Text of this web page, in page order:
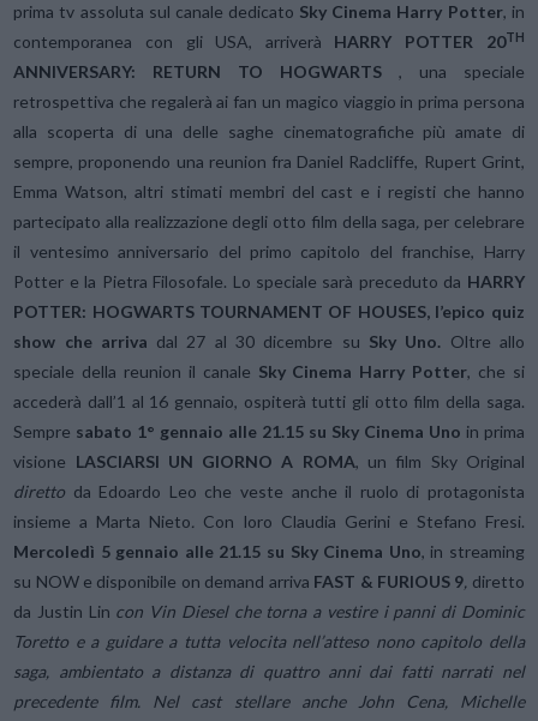
prima tv assoluta sul canale dedicato Sky Cinema Harry Potter, in
contemporanea con gli USA, arriverà HARRY POTTER 20TH
ANNIVERSARY: RETURN TO HOGWARTS , una speciale
retrospettiva che regalerà ai fan un magico viaggio in prima persona
alla scoperta di una delle saghe cinematografiche più amate di
sempre, proponendo una reunion fra Daniel Radcliffe, Rupert Grint,
Emma Watson, altri stimati membri del cast e i registi che hanno
partecipato alla realizzazione degli otto film della saga, per celebrare
il ventesimo anniversario del primo capitolo del franchise, Harry
Potter e la Pietra Filosofale. Lo speciale sarà preceduto da HARRY
POTTER: HOGWARTS TOURNAMENT OF HOUSES, l’epico quiz
show che arriva dal 27 al 30 dicembre su Sky Uno. Oltre allo
speciale della reunion il canale Sky Cinema Harry Potter, che si
accederà dall’1 al 16 gennaio, ospiterà tutti gli otto film della saga.
Sempre sabato 1° gennaio alle 21.15 su Sky Cinema Uno in prima
visione LASCIARSI UN GIORNO A ROMA, un film Sky Original
diretto da Edoardo Leo che veste anche il ruolo di protagonista
insieme a Marta Nieto. Con loro Claudia Gerini e Stefano Fresi.
Mercoledì 5 gennaio alle 21.15 su Sky Cinema Uno, in streaming
su NOW e disponibile on demand arriva FAST & FURIOUS 9, diretto
da Justin Lin con Vin Diesel che torna a vestire i panni di Dominic
Toretto e a guidare a tutta velocita nell’atteso nono capitolo della
saga, ambientato a distanza di quattro anni dai fatti narrati nel
precedente film. Nel cast stellare anche John Cena, Michelle